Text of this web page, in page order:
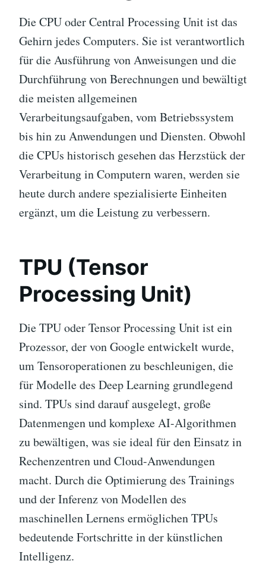
Die CPU oder Central Processing Unit ist das
Gehirn jedes Computers. Sie ist verantwortlich
für die Ausführung von Anweisungen und die
Durchführung von Berechnungen und bewältigt
die meisten allgemeinen
Verarbeitungsaufgaben, vom Betriebssystem
bis hin zu Anwendungen und Diensten. Obwohl
die CPUs historisch gesehen das Herzstück der
Verarbeitung in Computern waren, werden sie
heute durch andere spezialisierte Einheiten
ergänzt, um die Leistung zu verbessern.
TPU (Tensor
Processing Unit)
Die TPU oder Tensor Processing Unit ist ein
Prozessor, der von Google entwickelt wurde,
um Tensoroperationen zu beschleunigen, die
für Modelle des Deep Learning grundlegend
sind. TPUs sind darauf ausgelegt, große
Datenmengen und komplexe AI-Algorithmen
zu bewältigen, was sie ideal für den Einsatz in
Rechenzentren und Cloud-Anwendungen
macht. Durch die Optimierung des Trainings
und der Inferenz von Modellen des
maschinellen Lernens ermöglichen TPUs
bedeutende Fortschritte in der künstlichen
Intelligenz.